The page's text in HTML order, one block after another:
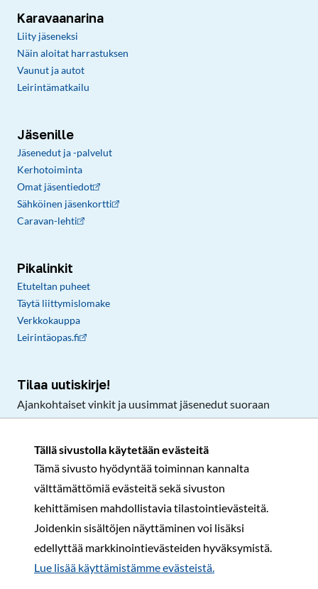
Tällä sivustolla käytetään evästeitä
Tämä sivusto hyödyntää toiminnan kannalta
välttämättömiä evästeitä sekä sivuston
kehittämisen mahdollistavia tilastointievästeitä.
Joidenkin sisältöjen näyttäminen voi lisäksi
edellyttää markkinointievästeiden hyväksymistä.
Lue lisää käyttämistämme evästeistä.​​​​​​
Karavaanarina
Liity jäseneksi
Näin aloitat harrastuksen
Vaunut ja autot
Leirintämatkailu
Jäsenille
Jäsenedut ja -palvelut
Kerhotoiminta
Omat jäsentiedot
Sähköinen jäsenkortti
Caravan-lehti
Pikalinkit
Etuteltan puheet
Täytä liittymislomake
Verkkokauppa
Leirintäopas.fi
Tilaa uutiskirje!
Ajankohtaiset vinkit ja uusimmat jäsenedut suoraan
Rekisteri- ja tietosuojaselosteSopimusehdot